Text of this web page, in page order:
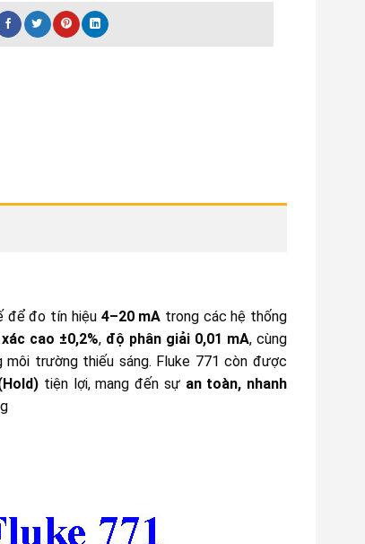
để đo tín hiệu 4–20 mA trong các hệ thống
cao ±0,2%, độ phân giải 0,01 mA, cùng
trường thiếu sáng. Fluke 771 còn được
tiện lợi, mang đến sự an toàn, nhanh